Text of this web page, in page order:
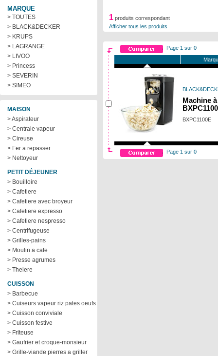
MARQUE
> TOUTES
> BLACK&DECKER
> KRUPS
> LAGRANGE
> LIVOO
> Princess
> SEVERIN
> SIMEO
MAISON
> Aspirateur
> Centrale vapeur
> Cireuse
> Fer a repasser
> Nettoyeur
PETIT DÉJEUNER
> Bouilloire
> Cafetiere
> Cafetiere avec broyeur
> Cafetiere expresso
> Cafetiere nespresso
> Centrifugeuse
> Grilles-pains
> Moulin a cafe
> Presse agrumes
> Theiere
CUISSON
> Barbecue
> Cuiseurs vapeur riz pates oeufs
> Cuisson conviviale
> Cuisson festive
> Friteuse
> Gaufrier et croque-monsieur
> Grille-viande pierres a griller
1 produits correspondant
Afficher tous les produits
Page 1 sur 0
Machine
BXPC1100E
Page 1 sur 0